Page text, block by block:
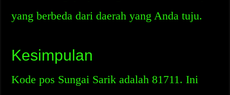
yang berbeda dari daerah yang Anda tuju.
Kesimpulan
Kode pos Sungai Sarik adalah 81711. Ini